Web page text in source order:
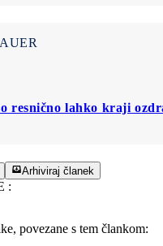
resnično lahko kraji
Arhiviraj članek
:
povezane s tem člankom: